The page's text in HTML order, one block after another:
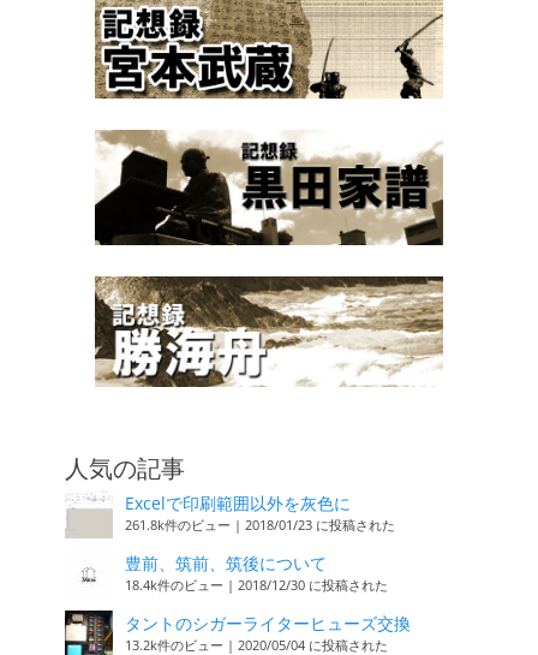
人気の記事
Excelで印刷範囲以外を灰色に
261.8k件のビュー | 2018/01/23 に投稿された
豊前、筑前、筑後について
18.4k件のビュー | 2018/12/30 に投稿された
タントのシガーライターヒューズ交換
13.2k件のビュー | 2020/05/04 に投稿された